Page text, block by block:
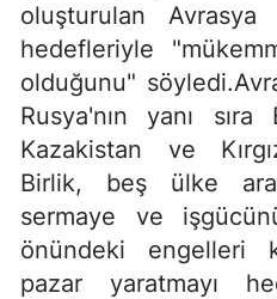
oluşturulan Avrasya
hedefleriyle
olduğunu"
Rusya'nın yanı sıra
Kazakistan ve
Birlik, beş ülke
sermaye ve
önündeki engelleri
pazar yaratmayı